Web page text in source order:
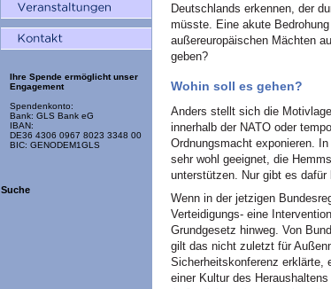
Ihre Spende ermöglicht unser
Engagement
Spendenkonto:
Bank: GLS Bank eG
IBAN:
DE36 4306 0967 8023 3348 00
BIC: GENODEM1GLS
Suche
Deutschlands erkennen, der
müsste. Eine akute
außereuropäischen Mächten
geben?
Wohin soll es gehen?
Anders stellt sich die
innerhalb der NATO oder
Ordnungsmacht exponieren.
sehr wohl geeignet, die
unterstützen. Nur gibt es
Wenn in der jetzigen
Verteidigungs- eine
Grundgesetz hinweg. Von
gilt das nicht zuletzt für
Sicherheitskonferenz erklärte,
einer Kultur des